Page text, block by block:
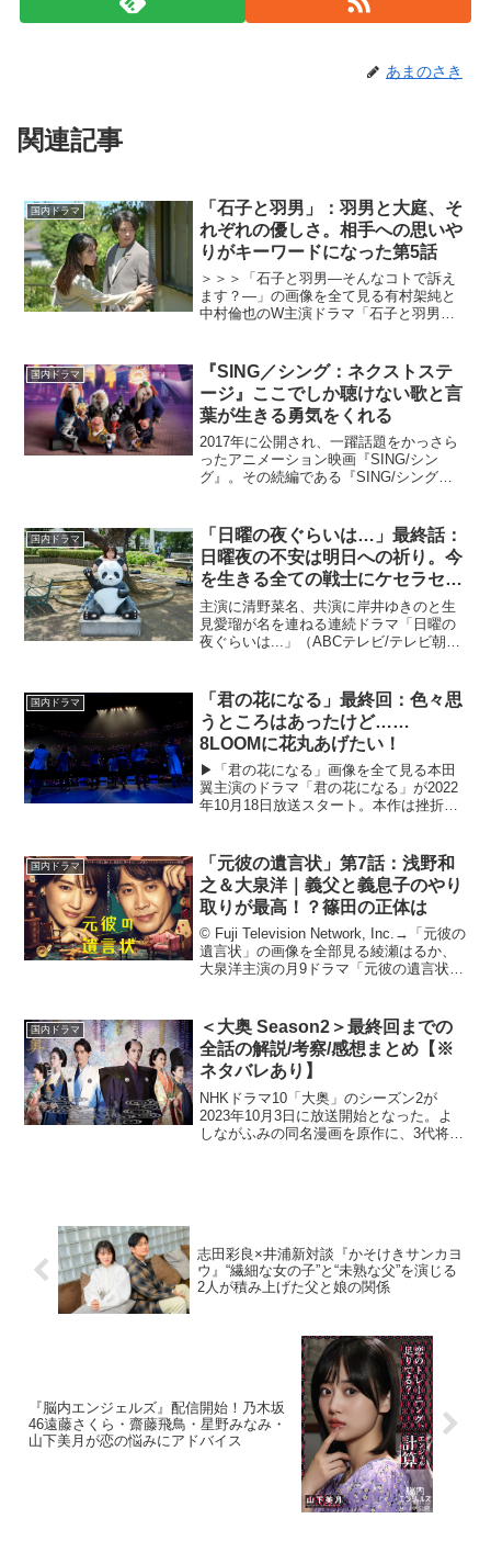
あまのさき
関連記事
国内ドラマ
「石子と羽男」：羽男と大庭、そ
れぞれの優しさ。相手への思いや
りがキーワードになった第5話
＞＞＞「石子と羽男―そんなコトで訴え
ます？―」の画像を全て見る有村架純と
中村倫也のW主演ドラマ「石子と羽男―
りうる珍トラブルに正反対のようでどこ
か似た者同士の“...
国内ドラマ
『SING／シング：ネクストステ
ージ』ここでしか聴けない歌と言
葉が生きる勇気をくれる
2017年に公開され、一躍話題をかっさら
ったアニメーション映画『SING/シン
グ』。その続編である『SING/シング：
魅力に取り憑かれた劇場支配人・ムーン
が、経営不...
国内ドラマ
「日曜の夜ぐらいは…」最終話：
日曜夜の不安は明日への祈り。今
を生きる全ての戦士にケセラセ
ラ！
主演に清野菜名、共演に岸井ゆきのと生
見愛瑠が名を連ねる連続ドラマ「日曜の
夜ぐらいは...」（ABCテレビ/テレビ朝日
っかけで出会った女性3人のハートフルな
友情物語...
国内ドラマ
「君の花になる」最終回：色々思
うところはあったけど……
8LOOMに花丸あげたい！
▶︎「君の花になる」画像を全て見る本田
翼主演のドラマ「君の花になる」が2022
年10月18日放送スタート。本作は挫折し
ム）”の寮母となり、一緒に“トップアーテ
ィス...
国内ドラマ
「元彼の遺言状」第7話：浅野和
之＆大泉洋｜義父と義息子のやり
取りが最高！？篠田の正体は
© Fuji Television Network, Inc.→「元彼の
遺言状」の画像を全部見る綾瀬はるか、
大泉洋主演の月9ドラマ「元彼の遺言状」
はるか）。ある日...
国内ドラマ
＜大奥 Season2＞最終回までの
全話の解説/考察/感想まとめ【※
ネタバレあり】
NHKドラマ10「大奥」のシーズン2が
2023年10月3日に放送開始となった。よ
しながふみの同名漫画を原作に、3代将
志田彩良×井浦新対談『かそけきサンカヨ
ウ』“繊細な女の子”と“未熟な父”を演じる
2人が積み上げた父と娘の関係
『脳内エンジェルズ』配信開始！乃木坂
46遠藤さくら・齋藤飛鳥・星野みなみ・
山下美月が恋の悩みにアドバイス